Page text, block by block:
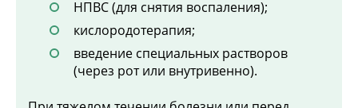
НПВС (для снятия воспаления);
кислородотерапия;
введение специальных растворов
(через рот или внутривенно).